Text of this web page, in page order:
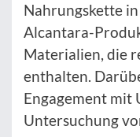
Nahrungskette
Alcantara-
Materialien, die
enthalten.
Engagement mit
Untersuchung